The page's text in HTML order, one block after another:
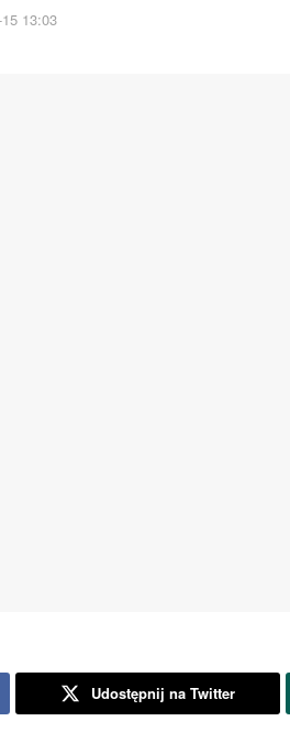
13:03
Udostępnij na Twitter